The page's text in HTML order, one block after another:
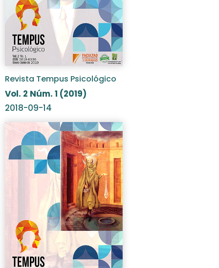
Revista Tempus Psicológico
Vol. 2 Núm. 1 (2019)
2018-09-14